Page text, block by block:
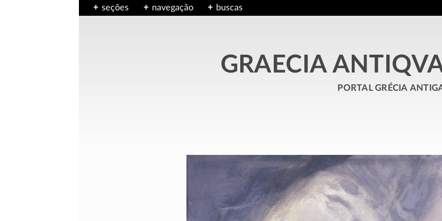
seções navegação buscas
GRAECIA
portal grécia